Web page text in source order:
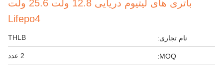
باتری های لیتیوم دریایی 12.8 ولت 25.6 ولت
Lifepo4
نام تجاری: THLB
MOQ: 2 عدد